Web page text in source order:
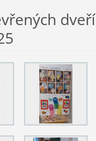
dveří